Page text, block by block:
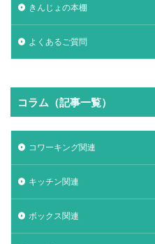
きんじょの本棚
よくあるご質問
コラム（記事一覧）
コワーキング関連
キッチン関連
ボックス関連